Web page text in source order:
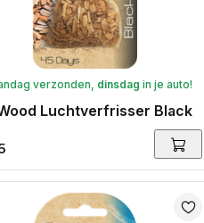
verzonden, dinsdag in je auto!
Luchtverfrisser Black